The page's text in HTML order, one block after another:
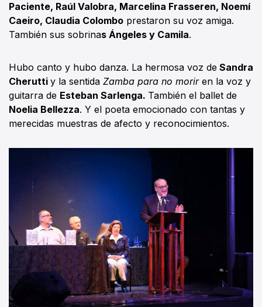
Paciente, Raúl Valobra, Marcelina Frasseren, Noemí
Caeiro, Claudia Colombo prestaron su voz amiga.
También sus sobrinas Ángeles y Camila.
Hubo canto y hubo danza. La hermosa voz de Sandra
Cherutti y la sentida Zamba para no moriren la voz y
guitarra de Esteban Sarlenga. También el ballet de
Noelia Bellezza. Y el poeta emocionado con tantas y
merecidas muestras de afecto y reconocimientos.